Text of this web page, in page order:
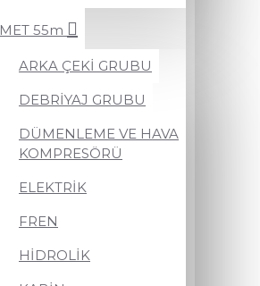
55m
ARKA ÇEKİ GRUBU
DEBRİYAJ GRUBU
DÜMENLEME VE HAVA
KOMPRESÖRÜ
ELEKTRİK
FREN
HİDROLİK